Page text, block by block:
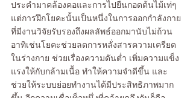
ประคำมาคล้องคอและการไปยืนกอดต้นไม้เท่ๆ
แต่การฝึกโยคะนั้นเป็นหนึ่งในการออกกำลังกาย
ที่มีงานวิจัยรับรองถึงผลลัพธ์ออกมานับไม่ถ้วน
อาทิเช่นโยคะช่วยลดการหลั่งสารความเครียด
ในร่างกาย ช่วยเรื่องความดันต่ำ เพิ่มความแข็ง
แรงให้กับกล้ามเนื้อ ทำให้ความจำดีขึ้น และ
ช่วยให้ระบบย่อยทำงานได้มีประสิทธิภาพมาก